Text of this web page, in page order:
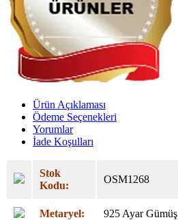
Ürün Açıklaması
Ödeme Seçenekleri
Yorumlar
İade Koşulları
Stok
Kodu:
OSM1268
Metaryel: 925 Ayar Gümüş